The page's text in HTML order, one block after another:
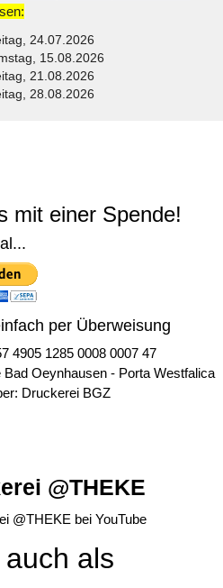
24.07.2026
15.08.2026
21.08.2026
28.08.2026
mit einer Spende!
per Überweisung
4905 1285 0008 0007 47
Bad Oeynhausen - Porta Westfalica
Druckerei BGZ
@THEKE
als